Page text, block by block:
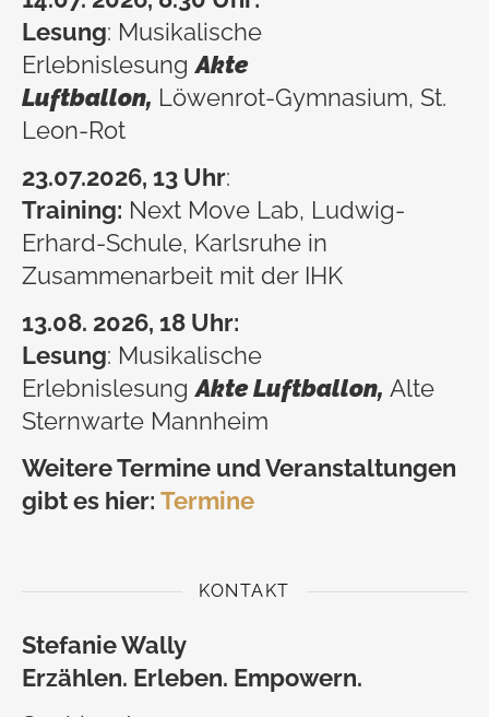
Lesung: Musikalische
ErlebnislesungAkte
Luftballon, Löwenrot-Gymnasium, St.
Leon-Rot
23.07.2026, 13 Uhr:
Training: Next Move Lab, Ludwig-
Erhard-Schule, Karlsruhe in
Zusammenarbeit mit der IHK
13.08. 2026, 18 Uhr:
Lesung: Musikalische
ErlebnislesungAkte Luftballon, Alte
Sternwarte Mannheim
Weitere Termine und Veranstaltungen
gibt es hier: Termine
KONTAKT
Stefanie Wally
Erzählen. Erleben. Empowern.